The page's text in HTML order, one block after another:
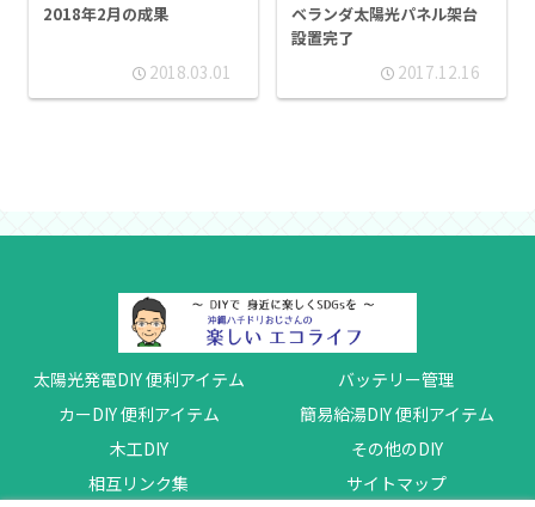
2018年2月の成果
2018.03.01
ベランダ太陽光パネル架台
設置完了
2017.12.16
太陽光発電DIY 便利アイテム
バッテリー管理
カーDIY 便利アイテム
簡易給湯DIY 便利アイテム
木工DIY
その他のDIY
相互リンク集
サイトマップ